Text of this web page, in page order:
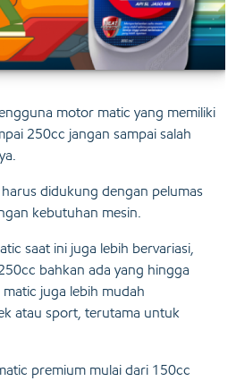
motor matic yang memiliki
250cc jangan sampai salah
didukung dengan pelumas
kebutuhan mesin.
saat ini juga lebih bervariasi,
bahkan ada yang hingga
juga lebih mudah
atau sport, terutama untuk
premium mulai dari 150cc